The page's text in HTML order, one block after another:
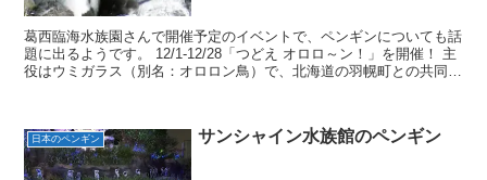
葛西臨海水族園さんで開催予定のイベントで、ペンギンについても話
題に出るようです。 12/1-12/28「つどえ オロロ～ン！」を開催！ 主
役はウミガラス（別名：オロロン鳥）で、北海道の羽幌町との共同事
日本のペンギン サンシャイン水族館のペンギン